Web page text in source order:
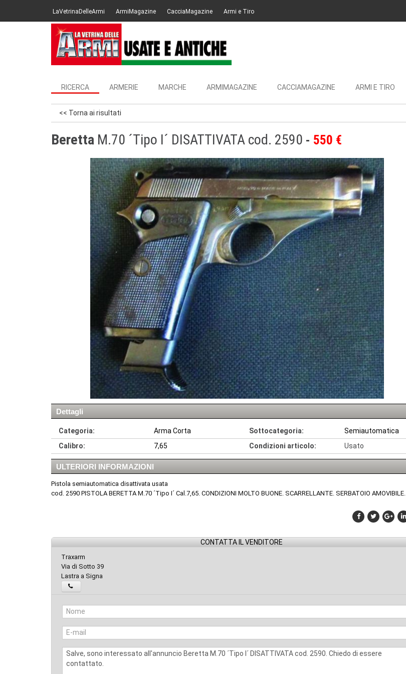
LaVetrinaDelleArmi ArmiMagazine CacciaMagazine Armi e Tiro
RICERCA ARMERIE MARCHE ARMIMAGAZINE CACCIAMAGAZINE ARMI E TIRO
<< Torna ai risultati
Beretta M.70 ´Tipo I´ DISATTIVATA cod. 2590 550 €
Dettagli
Categoria: Arma Corta Sottocategoria:
Semiautomatica
Calibro:
7,65 Condizioni articolo: Usato
ULTERIORI INFORMAZIONI
Pistola semiautomatica disattivata usata
cod. 2590 PISTOLA BERETTA M.70 ´Tipo I´ Cal.7,65. CONDIZIONI MOLTO BUONE. SCARRELLANTE. SERBATOIO AMOVIBILE.
CONTATTA IL VENDITORE
Traxarm
Via di Sotto 39
Lastra a Signa